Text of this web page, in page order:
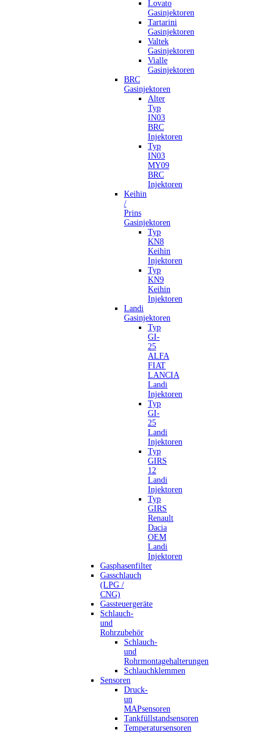
Lovato
Gasinjektoren
Tartarini
Gasinjektoren
Valtek
Gasinjektoren
Vialle
Gasinjektoren
BRC
Gasinjektoren
Alter
Typ
IN03
BRC
Injektoren
Typ
IN03
MY09
BRC
Injektoren
Keihin
/
Prins
Gasinjektoren
Typ
KN8
Keihin
Injektoren
Typ
KN9
Keihin
Injektoren
Landi
Gasinjektoren
Typ
GI-
25
ALFA
FIAT
LANCIA
Landi
Injektoren
Typ
GI-
25
Landi
Injektoren
Typ
GIRS
12
Landi
Injektoren
Typ
GIRS
Renault
Dacia
OEM
Landi
Injektoren
Gasphasenfilter
Gasschlauch
(LPG /
CNG)
Gassteuergeräte
Schlauch-
und
Rohrzubehör
Schlauch-
und
Rohrmontagehalterungen
Schlauchklemmen
Sensoren
Druck-
un
MAPsensoren
Tankfüllstandsensoren
Temperatursensoren